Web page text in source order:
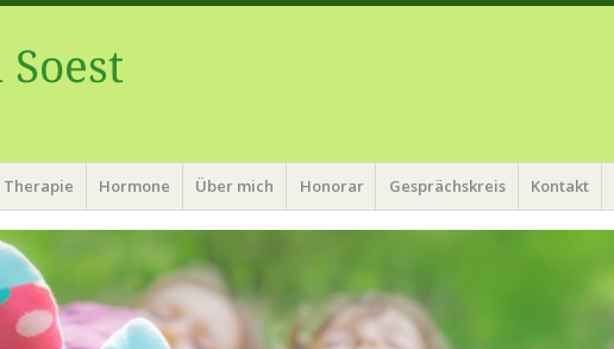
Therapie Hormone Über mich Honorar Gesprächskreis Kontakt